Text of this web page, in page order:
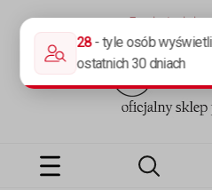
Zarejestruj się